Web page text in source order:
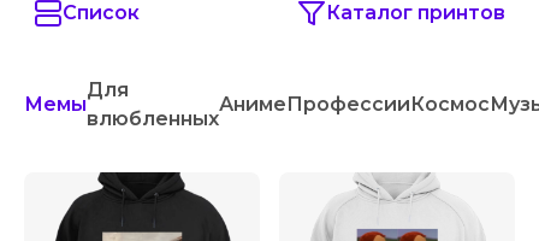
Список Каталог принтов
Мемы
Для
влюбленных
АнимеПрофессииКосмос